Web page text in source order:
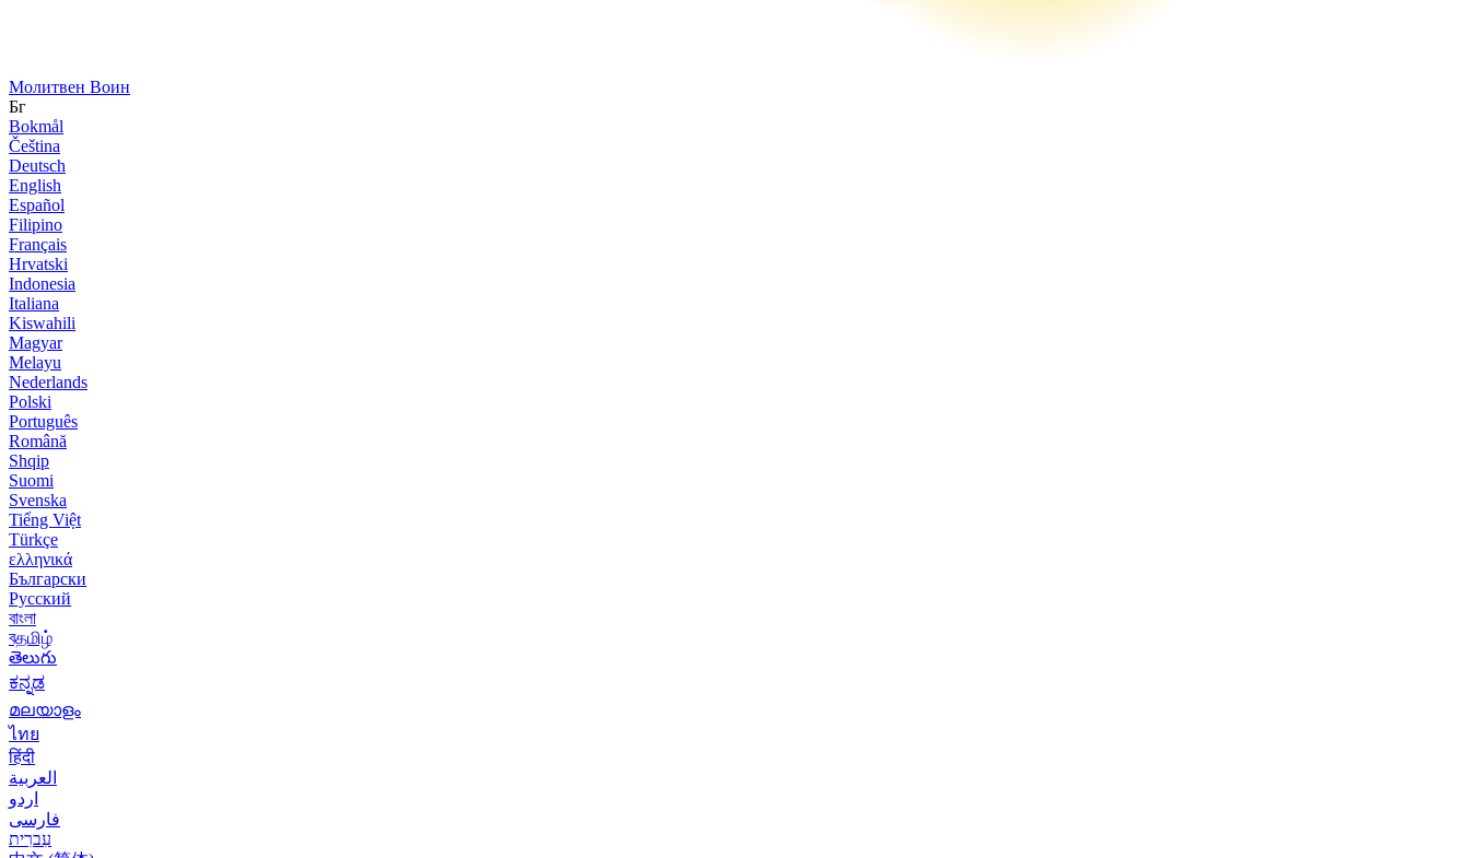
Молитвен Воин
Бг
Bokmål
Čeština
Deutsch
English
Español
Filipino
Français
Hrvatski
Indonesia
Italiana
Kiswahili
Magyar
Melayu
Nederlands
Polski
Português
Română
Shqip
Suomi
Svenska
Tiếng Việt
Türkçe
ελληνικά
Български
Русский
বাংলা
বதமிழ்
తెలుగు
ಕನ್ನಡ
മലയാളം
ไทย
हिंदी
العربية
اردو
فارسی
עִברִית